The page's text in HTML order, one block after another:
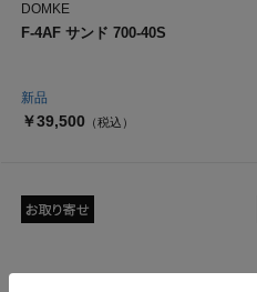
新品
DOMKE
F-4AF サンド 700-40S
￥39,500 （税込）